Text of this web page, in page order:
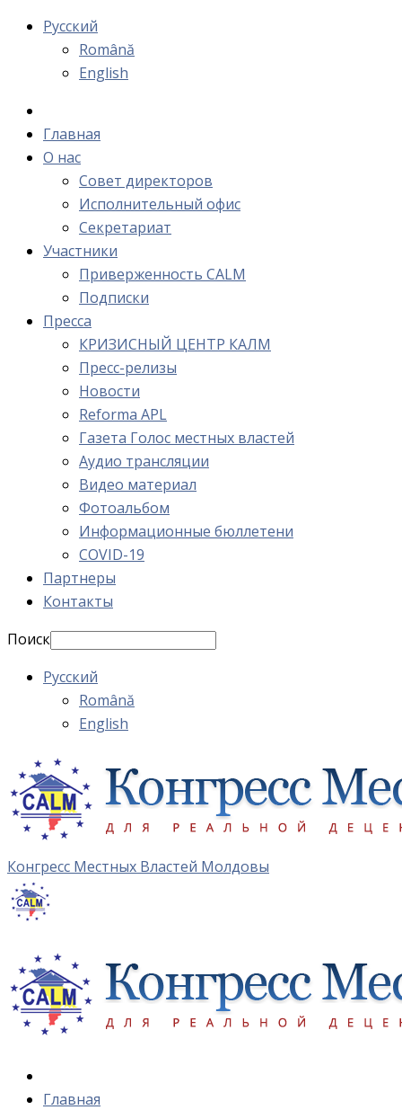
Русский
Română
English
Главная
О нас
Cовет директоров
Исполнительный офис
Cекретариат
Участники
Приверженность CALM
Подписки
Пресса
КРИЗИСНЫЙ ЦЕНТР КАЛМ
Пресс-релизы
Новости
Reforma APL
Газета Голос местных властей
Аудио трансляции
Видео материал
Фотоальбом
Информационные бюллетени
COVID-19
Партнеры
Контакты
Поиск
Русский
Română
English
Конгресс Местных Властей Молдовы
Главная